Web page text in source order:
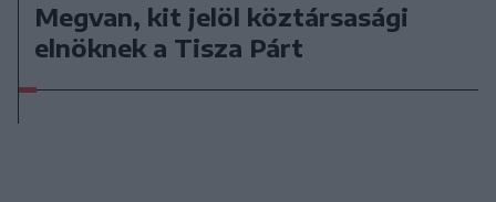
Megvan, kit jelöl köztársasági
elnöknek a Tisza Párt